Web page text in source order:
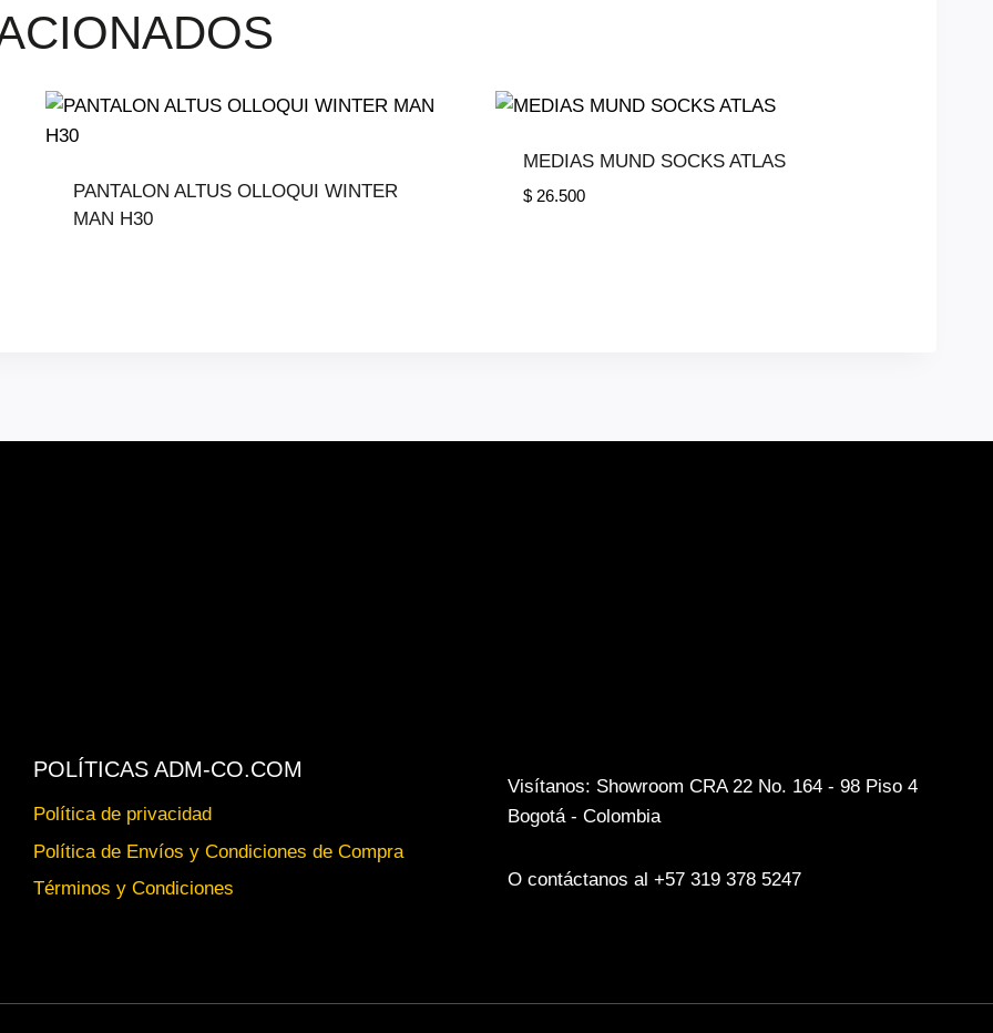
PANTALON ALTUS OLLOQUI WINTER
MAN H30
MEDIAS MUND SOCKS ATLAS
$26.500
POLÍTICAS ADM-CO.COM
Política de privacidad
Política de Envíos y Condiciones de Compra
Términos y Condiciones
Visítanos: Showroom CRA 22 No. 164 - 98 Piso 4
Bogotá - Colombia
O contáctanos al +57 319 378 5247